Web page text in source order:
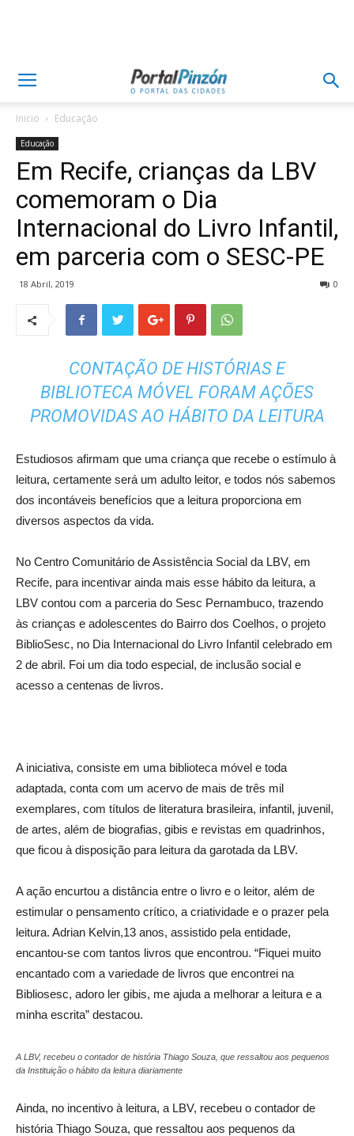
Inicio Educação
Educação
Em Recife, crianças da LBV
comemoram o Dia
Internacional do Livro Infantil,
em parceria com o SESC-PE
18 Abril, 2019 0
CONTAÇÃO DE HISTÓRIAS E
BIBLIOTECA MÓVEL FORAM AÇÕES
PROMOVIDAS AO HÁBITO DA LEITURA
Estudiosos afirmam que uma criança que recebe o estímulo à
leitura, certamente será um adulto leitor, e todos nós sabemos
dos incontáveis benefícios que a leitura proporciona em
diversos aspectos da vida.
No Centro Comunitário de Assistência Social da LBV, em
Recife, para incentivar ainda mais esse hábito da leitura, a
LBV contou com a parceria do Sesc Pernambuco, trazendo
às crianças e adolescentes do Bairro dos Coelhos, o projeto
BiblioSesc, no Dia Internacional do Livro Infantil celebrado em
2 de abril. Foi um dia todo especial, de inclusão social e
acesso a centenas de livros.
A iniciativa, consiste em uma biblioteca móvel e toda
adaptada, conta com um acervo de mais de três mil
exemplares, com títulos de literatura brasileira, infantil, juvenil,
de artes, além de biografias, gibis e revistas em quadrinhos,
que ficou à disposição para leitura da garotada da LBV.
A ação encurtou a distância entre o livro e o leitor, além de
estimular o pensamento crítico, a criatividade e o prazer pela
leitura. Adrian Kelvin,13 anos, assistido pela entidade,
encantou-se com tantos livros que encontrou. “Fiquei muito
encantado com a variedade de livros que encontrei na
Bibliosesc, adoro ler gibis, me ajuda a melhorar a leitura e a
minha escrita” destacou.
A LBV, recebeu o contador de história Thiago Souza, que ressaltou aos pequenos
da Instituição o hábito da leitura diariamente
Ainda, no incentivo à leitura, a LBV, recebeu o contador de
história Thiago Souza, que ressaltou aos pequenos da